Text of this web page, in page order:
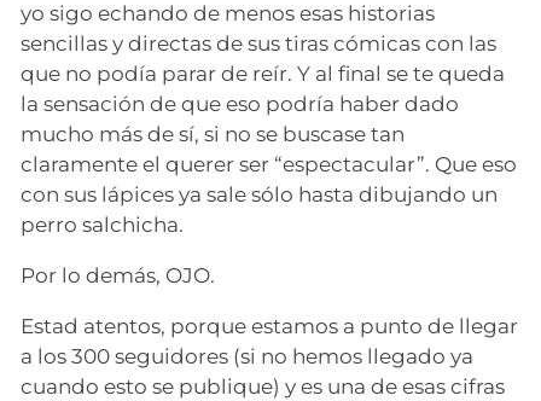
yo sigo echando de menos esas historias
sencillas y directas de sus tiras cómicas con las
que no podía parar de reír. Y al final se te queda
la sensación de que eso podría haber dado
mucho más de sí, si no se buscase tan
claramente el querer ser “espectacular”. Que eso
con sus lápices ya sale sólo hasta dibujando un
perro salchicha.
Por lo demás, OJO.
Estad atentos, porque estamos a punto de llegar
a los 300 seguidores (si no hemos llegado ya
cuando esto se publique) y es una de esas cifras